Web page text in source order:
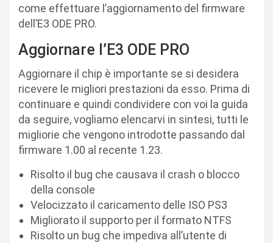
come effettuare l’aggiornamento del firmware
dell’E3 ODE PRO.
Aggiornare l’E3 ODE PRO
Aggiornare il chip è importante se si desidera
ricevere le migliori prestazioni da esso. Prima di
continuare e quindi condividere con voi la guida
da seguire, vogliamo elencarvi in sintesi, tutti le
migliorie che vengono introdotte passando dal
firmware 1.00 al recente 1.23.
Risolto il bug che causava il crash o blocco
della console
Velocizzato il caricamento delle ISO PS3
Migliorato il supporto per il formato NTFS
Risolto un bug che impediva all’utente di